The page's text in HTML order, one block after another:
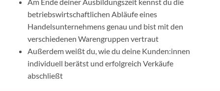
betriebswirtschaftlichen Abläufe eines
Handelsunternehmens genau und bist mit den
verschiedenen Warengruppen vertraut
Außerdem weißt du, wie du deine Kunden:innen
individuell berätst und erfolgreich Verkäufe
abschließt